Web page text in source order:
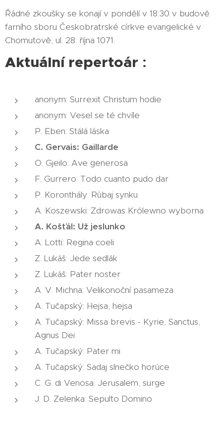
Řádné zkoušky se konají v pondělí v 18:30 v budově
farního sboru Českobratrské církve evangelické v
Chomutově, ul. 28. října 1071.
Aktuální repertoár :
anonym: Surrexit Christum hodie
anonym: Vesel se té chvíle
P. Eben: Stálá láska
C. Gervais: Gaillarde
O. Gjeilo: Ave generosa
F. Gurrero: Todo cuanto pudo dar
P. Koronthály: Rúbaj synku
A. Koszewski: Zdrowas Królewno wyborna
A. Košťál: Už jeslunko
A. Lotti: Regina coeli
Z. Lukáš: Jede sedlák
Z. Lukáš: Pater noster
A. V. Michna: Velikonoční pasameza
A. Tučapský: Hejsa, hejsa
A. Tučapský: Missa brevis - Kyrie, Sanctus,
Agnus Dei
A. Tučapský: Pater mi
A. Tučapský: Sadaj slnečko horúce
C. G. di Venosa: Jerusalem, surge
J. D. Zelenka: Sepulto Domino